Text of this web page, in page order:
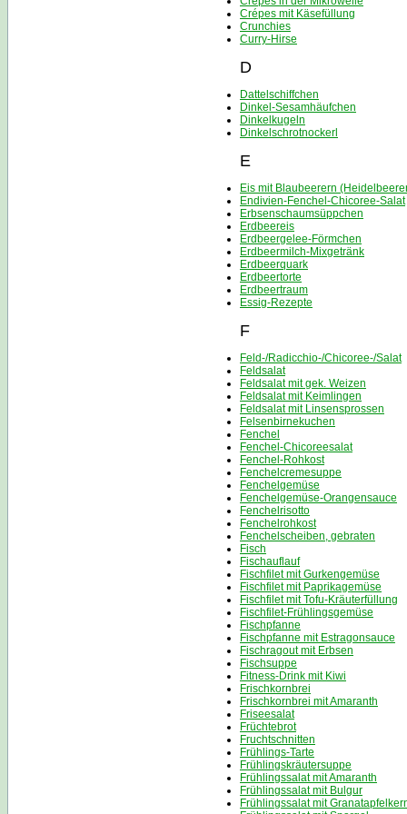
Crépes mit Käsefüllung
Crunchies
Curry-Hirse
D
Dattelschiffchen
Dinkel-Sesamhäufchen
Dinkelkugeln
Dinkelschrotnockerl
E
Eis mit Blaubeerern
Endivien-Fenchel-Chicoree-Salat
Erbsenschaumsüppchen
Erdbeereis
Erdbeergelee-Förmchen
Erdbeermilch-Mixgetränk
Erdbeerquark
Erdbeertorte
Erdbeertraum
Essig-Rezepte
F
Feld-/Radicchio-/Chicoree-/Salat
Feldsalat
Feldsalat mit gek. Weizen
Feldsalat mit Keimlingen
Feldsalat mit Linsensprossen
Felsenbirnekuchen
Fenchel
Fenchel-Chicoreesalat
Fenchel-Rohkost
Fenchelcremesuppe
Fenchelgemüse
Fenchelgemüse-Orangensauce
Fenchelrisotto
Fenchelrohkost
Fenchelscheiben, gebraten
Fisch
Fischauflauf
Fischfilet mit Gurkengemüse
Fischfilet mit Paprikagemüse
Fischfilet mit Tofu-Kräuterfüllung
Fischfilet-Frühlingsgemüse
Fischpfanne
Fischpfanne mit Estragonsauce
Fischragout mit Erbsen
Fischsuppe
Fitness-Drink mit Kiwi
Frischkornbrei
Frischkornbrei mit Amaranth
Friseesalat
Früchtebrot
Fruchtschnitten
Frühlings-Tarte
Frühlingskräutersuppe
Frühlingssalat mit Amaranth
Frühlingssalat mit Bulgur
Frühlingssalat mit